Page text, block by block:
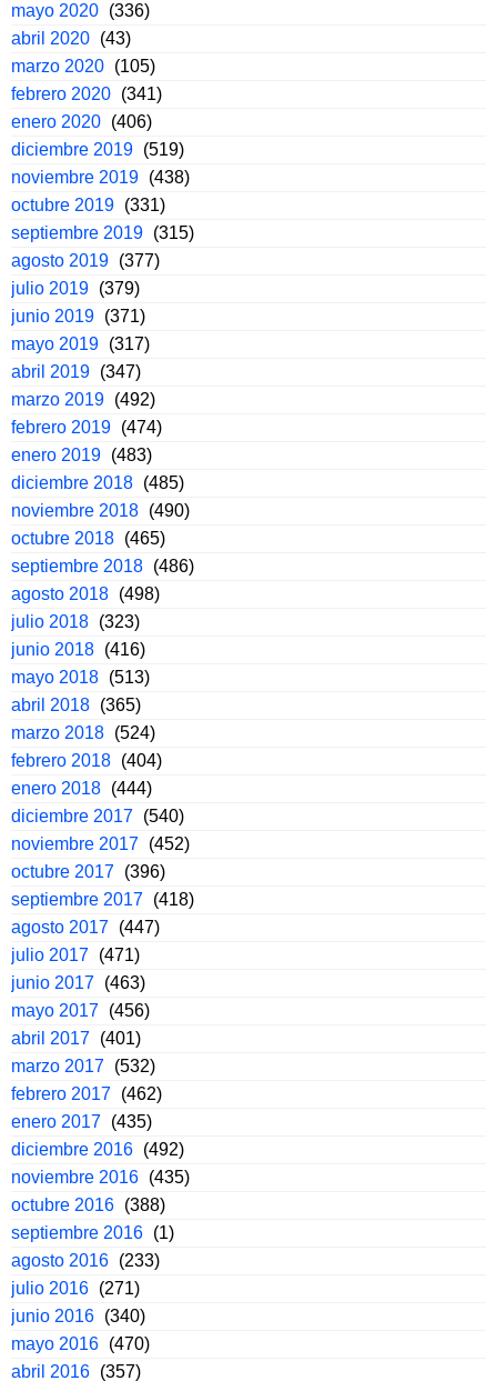
mayo 2020 (336)
abril 2020 (43)
marzo 2020 (105)
febrero 2020 (341)
enero 2020 (406)
diciembre 2019 (519)
noviembre 2019 (438)
octubre 2019 (331)
septiembre 2019 (315)
agosto 2019 (377)
julio 2019 (379)
junio 2019 (371)
mayo 2019 (317)
abril 2019 (347)
marzo 2019 (492)
febrero 2019 (474)
enero 2019 (483)
diciembre 2018 (485)
noviembre 2018 (490)
octubre 2018 (465)
septiembre 2018 (486)
agosto 2018 (498)
julio 2018 (323)
junio 2018 (416)
mayo 2018 (513)
abril 2018 (365)
marzo 2018 (524)
febrero 2018 (404)
enero 2018 (444)
diciembre 2017 (540)
noviembre 2017 (452)
octubre 2017 (396)
septiembre 2017 (418)
agosto 2017 (447)
julio 2017 (471)
junio 2017 (463)
mayo 2017 (456)
abril 2017 (401)
marzo 2017 (532)
febrero 2017 (462)
enero 2017 (435)
diciembre 2016 (492)
noviembre 2016 (435)
octubre 2016 (388)
septiembre 2016 (1)
agosto 2016 (233)
julio 2016 (271)
junio 2016 (340)
mayo 2016 (470)
abril 2016 (357)